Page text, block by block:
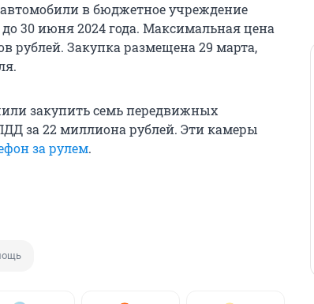
в бюджетное учреждение
30 июня 2024 года. Максимальная цена
рублей. Закупка размещена 29 марта,
закупить семь передвижных
за 22 миллиона рублей. Эти камеры
за рулем.